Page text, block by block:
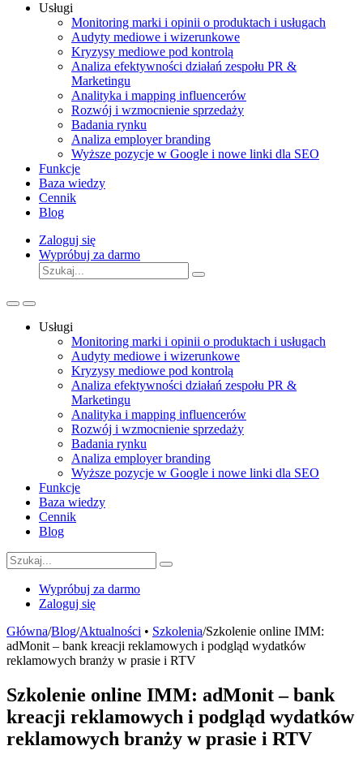
Usługi
Monitoring marki i opinii o produktach i usługach
Audyty mediowe i wizerunkowe
Kryzysy mediowe pod kontrolą
Analiza efektywności działań zespołu PR &
Marketingu
Analityka i mapping influencerów
Rozwój i wzmocnienie sprzedaży
Badania rynku
Analiza employer branding
Wyższe pozycje w Google i nowe linki dla SEO
Funkcje
Baza wiedzy
Cennik
Blog
Zaloguj się
Wypróbuj za darmo
Usługi
Monitoring marki i opinii o produktach i usługach
Audyty mediowe i wizerunkowe
Kryzysy mediowe pod kontrolą
Analiza efektywności działań zespołu PR &
Marketingu
Analityka i mapping influencerów
Rozwój i wzmocnienie sprzedaży
Badania rynku
Analiza employer branding
Wyższe pozycje w Google i nowe linki dla SEO
Funkcje
Baza wiedzy
Cennik
Blog
Wypróbuj za darmo
Zaloguj się
Główna/Blog/Aktualności • Szkolenia/Szkolenie online IMM:
adMonit – bank kreacji reklamowych i podgląd wydatków
reklamowych branży w prasie i RTV
Szkolenie online IMM: adMonit – bank
kreacji reklamowych i podgląd wydatków
reklamowych branży w prasie i RTV